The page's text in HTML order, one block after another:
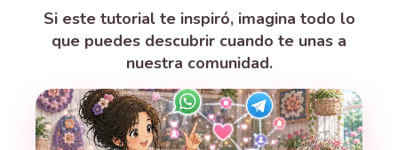
Si este tutorial te inspiró, imagina todo lo
que puedes descubrir cuando te unas a
nuestra comunidad.